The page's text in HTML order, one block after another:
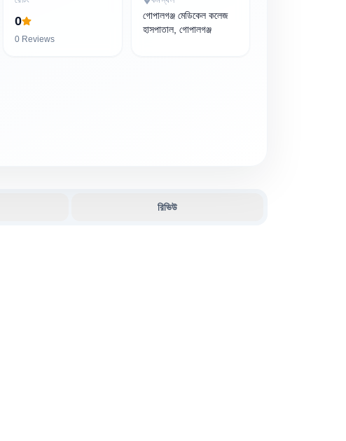
0
0 Reviews
গোপালগঞ্জ মেডিকেল কলেজ
হাসপাতাল, গোপালগঞ্জ
রিভিউ